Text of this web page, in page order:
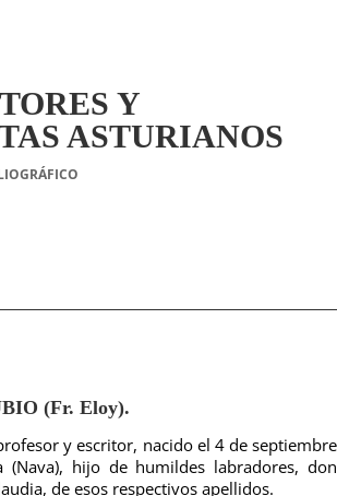
Y
ASTURIANOS
(Fr. Eloy).
y escritor, nacido el 4 de septiembre
(Nava), hijo de humildes labradores, don
de esos respectivos apellidos.